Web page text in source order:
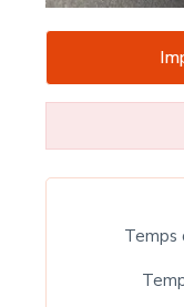
Temps